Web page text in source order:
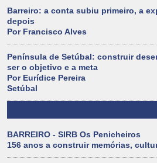
Barreiro: a conta subiu primeiro, a
depois
Por Francisco Alves
Península de Setúbal: construir
ser o objetivo e a meta
Por Eurídice Pereira
Setúbal
BARREIRO - SIRB Os Penicheiros
156 anos a construir memórias,